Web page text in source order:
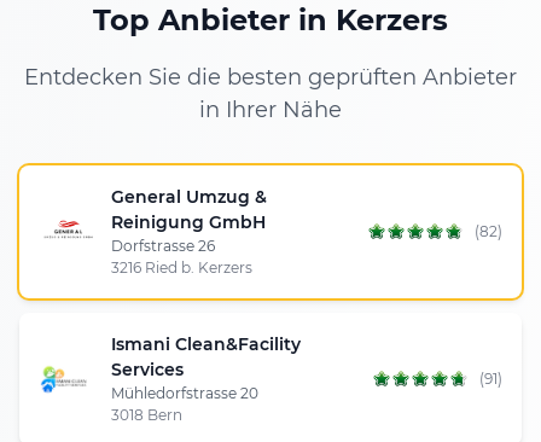
Top Anbieter in Kerzers
Entdecken Sie die besten geprüften Anbieter
in Ihrer Nähe
General Umzug &
Reinigung GmbH
Dorfstrasse 26
3216 Ried b. Kerzers
(82)
Ismani Clean&Facility
Services
Mühledorfstrasse 20
3018 Bern
(91)